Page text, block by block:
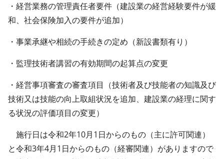
・経営業務の管理責任者要件（建設業の経営経験要件が緩
和、社会保険加入の要件が追加）
・事業承継や相続の手続きの定め（新設書類有り）
・監理技術者講習の有効期間の起算点の変更
・経営事項審査の審査項目（技術者及び技能者の知識及び
技術又は技能の向上取組状況を追加、建設業の経理に関す
る状況の評価項目の変更）
施行日は令和2年10月1日からのもの（主に許可関連）
と令和3年4月1日からのもの（経審関連）がありますので